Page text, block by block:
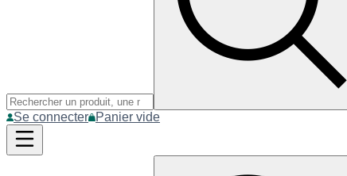
Se connecter Panier vide